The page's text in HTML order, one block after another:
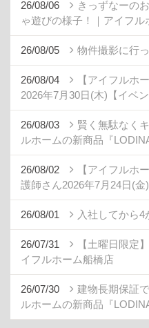
26/08/06
きっずなーの
ゃ遊びの様子！｜アイフル
26/08/05 物件撮影に行
26/08/04
【アイフルホ
2026年7月30日(木)【イベン
26/08/03
賢く無駄なく
ルホームの新商品『
26/08/02
【アイフルホ
護師さん2026年7月24日(金
26/08/01 入社してから4
26/07/31
【土曜日限定
イフルホーム船橋店
26/07/30
建物長期保証
ルホームの新商品『